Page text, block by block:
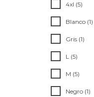
4xl (5)
Blanco (1)
Gris (1)
L (5)
M (5)
Negro (1)